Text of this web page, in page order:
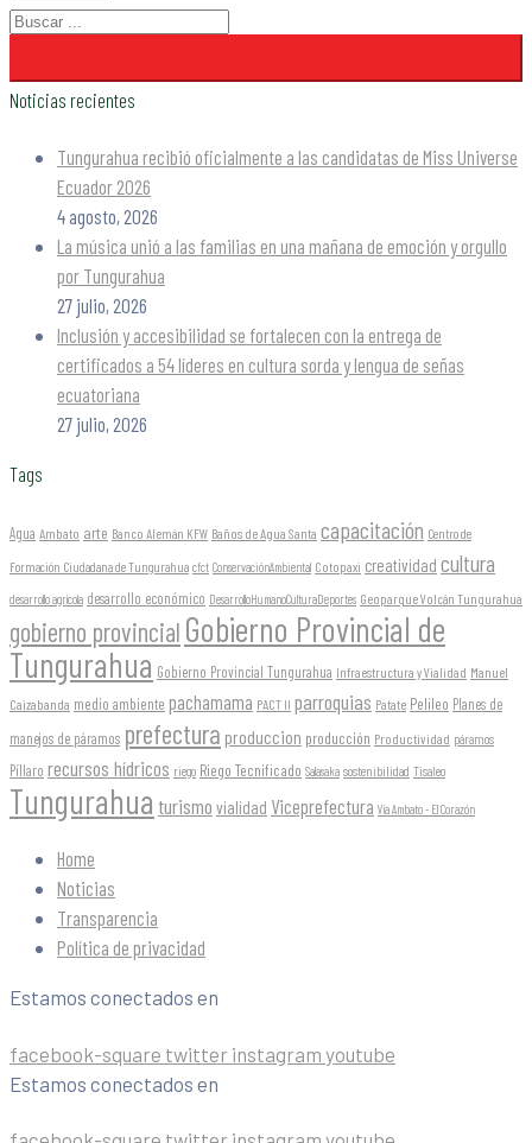
Noticias recientes
Tungurahua recibió oficialmente a las candidatas de Miss Universe
Ecuador 2026
4 agosto, 2026
La música unió a las familias en una mañana de emoción y orgullo
por Tungurahua
27 julio, 2026
Inclusión y accesibilidad se fortalecen con la entrega de
certificados a 54 líderes en cultura sorda y lengua de señas
ecuatoriana
27 julio, 2026
Tags
Agua Ambato arte Banco Alemán KFW Baños de Agua Santa capacitación Centro de
Formación Ciudadana de Tungurahua cfct ConservaciónAmbiental Cotopaxi creatividad cultura
desarrollo agrícola desarrollo económico DesarrolloHumanoCulturaDeportes Geoparque Volcán Tungurahua
gobierno provincial Gobierno Provincial de
Tungurahua Gobierno Provincial Tungurahua Infraestructura y Vialidad Manuel
Caizabanda medio ambiente pachamama PACT II parroquias Patate Pelileo Planes de
manejos de páramos prefectura produccion producción Productividad páramos
Píllaro recursos hídricos riego Riego Tecnificado Salasaka sostenibilidad Tisaleo
Tungurahua turismo vialidad Viceprefectura Vía Ambato - El Corazón
Home
Noticias
Transparencia
Política de privacidad
Estamos conectados en
facebook-square twitter instagram youtube
Estamos conectados en